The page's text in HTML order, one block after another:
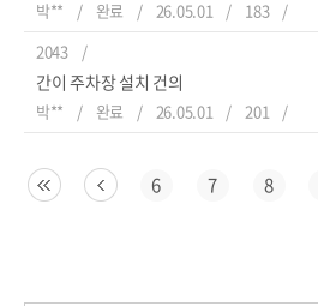
박** 완료 26.05.01
183
2043
간이 주차장 설치 건의
박** 완료 26.05.01 201
6 7 8